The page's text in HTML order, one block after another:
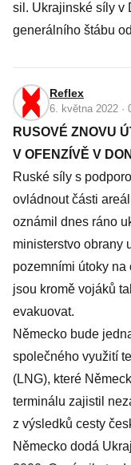
sil. Ukrajinské síly v
generálního štábu
Reflex
6. května 2022 ·
RUSOVÉ ZNOVU
V OFENZÍVĚ V
Ruské síly s
ovládnout části
oznámil dnes ráno
ministerstvo obrany
pozemními útoky na
jsou kromě vojáků
evakuovat.
Německo bude
společného využití
(LNG), které
terminálu zajistil
z výsledků cesty
Německo dodá